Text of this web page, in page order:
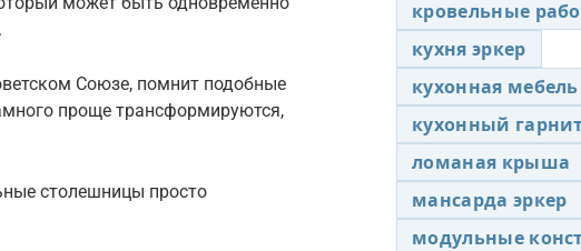
Союзе, помнит подобные
проще трансформируются,
столешницы просто
кровельные
кухня эркер
кухонная мебель
кухонный
ломаная крыша
мансарда эркер
модульные